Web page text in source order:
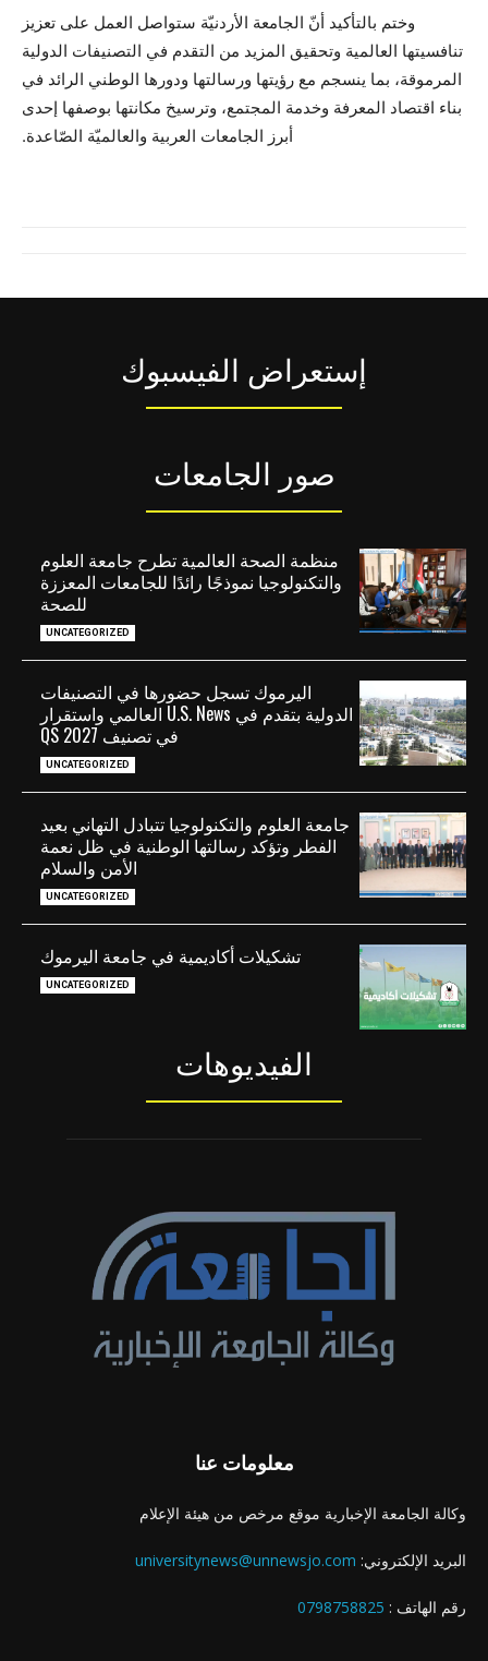
وختم بالتأكيد أنّ الجامعة الأردنيّة ستواصل العمل على تعزيز
تنافسيتها العالمية وتحقيق المزيد من التقدم في التصنيفات الدولية
المرموقة، بما ينسجم مع رؤيتها ورسالتها ودورها الوطني الرائد في
بناء اقتصاد المعرفة وخدمة المجتمع، وترسيخ مكانتها بوصفها إحدى
أبرز الجامعات العربية والعالميّة الصّاعدة.
إستعراض الفيسبوك
صور الجامعات
منظمة الصحة العالمية تطرح جامعة العلوم
والتكنولوجيا نموذجًا رائدًا للجامعات المعززة
للصحة
UNCATEGORIZED
اليرموك تسجل حضورها في التصنيفات
الدولية بتقدم في U.S. News العالمي واستقرار
في تصنيف QS 2027
UNCATEGORIZED
جامعة العلوم والتكنولوجيا تتبادل التهاني بعيد
الفطر وتؤكد رسالتها الوطنية في ظل نعمة
الأمن والسلام
UNCATEGORIZED
تشكيلات أكاديمية في جامعة اليرموك
UNCATEGORIZED
الفيديوهات
معلومات عنا
وكالة الجامعة الإخبارية موقع مرخص من هيئة الإعلام
البريد الإلكتروني: universitynews@unnewsjo.com
رقم الهاتف : 0798758825